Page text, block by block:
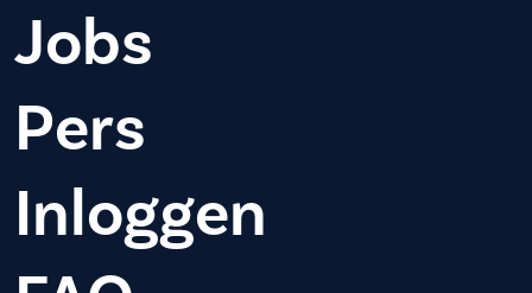
Jobs
Pers
Inloggen